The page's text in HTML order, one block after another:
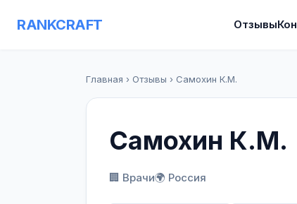
RANKCRAFT Отзывы
Главная › Отзывы › Самохин К.М.
Самохин К.М.
🏢 Врачи🌍 Россия